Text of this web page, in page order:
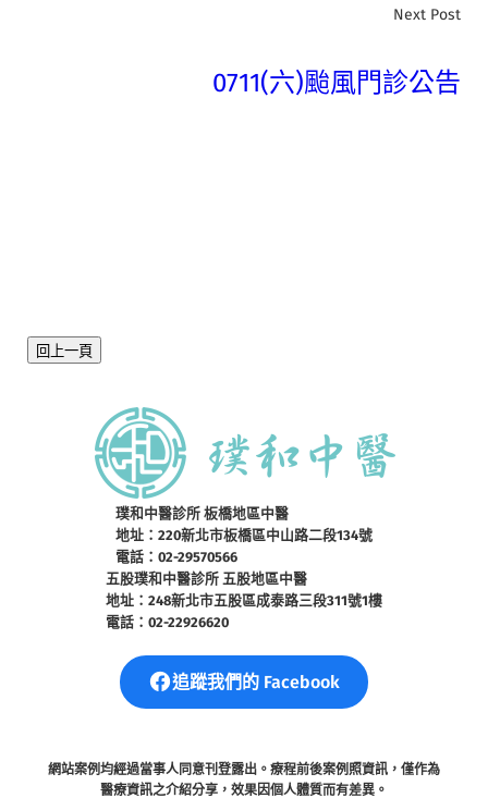
Next Post
0711(六)颱風門診公告
回上一頁
璞和中醫診所 板橋地區中醫
地址：220新北市板橋區中山路二段134號
電話：02-29570566
五股璞和中醫診所 五股地區中醫
地址：248新北市五股區成泰路三段311號1樓
電話：02-22926620
追蹤我們的 Facebook
網站案例均經過當事人同意刊登露出。療程前後案例照資訊，僅作為
醫療資訊之介紹分享，效果因個人體質而有差異。